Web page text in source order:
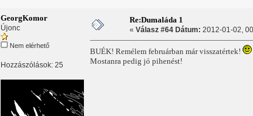
GeorgKomor
Újonc
Nem elérhető
Hozzászólások: 25
Re:Dumaláda 1
« Válasz #64 Dátum: 2012-01-02,
BUÉK! Remélem februárban már visszatértek!
Mostanra pedig jó pihenést!